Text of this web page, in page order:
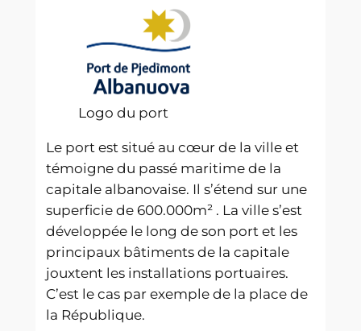
Logo du port
Le port est situé au cœur de la ville et
témoigne du passé maritime de la
capitale albanovaise. Il s’étend sur une
superficie de 600.000m² . La ville s’est
développée le long de son port et les
principaux bâtiments de la capitale
jouxtent les installations portuaires.
C’est le cas par exemple de la place de
la République.